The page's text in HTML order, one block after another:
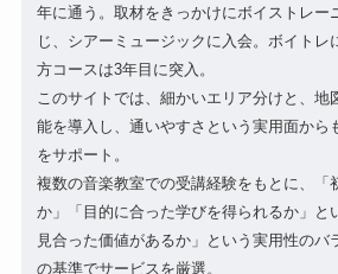
年に通う。取材をきっかけにボイストレー
じ、シアーミュージックに入会。ボイトレ
方コースは3年目に突入。
このサイトでは、細かいエリア分けと、地
能を導入し、通いやすさという実用面から
をサポート。
複数の音楽教室での受講経験をもとに、「
か」「目的に合った学びを得られるか」と
見合った価値があるか」という実用性のバ
の基準でサービスを厳選。